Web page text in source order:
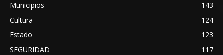
Municipios
143
Cultura
124
Estado
123
SEGURIDAD
117